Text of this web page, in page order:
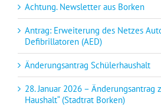
Achtung. Newsletter aus Borken
Antrag: Erweiterung des Netzes
Defibrillatoren (AED)
Änderungsantrag Schülerhaushalt
28. Januar 2026 – Änderungsantrag
Haushalt“ (Stadtrat Borken)